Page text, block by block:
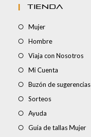
TIENDA
Mujer
Hombre
Viaja con Nosotros
Mi Cuenta
Buzón de sugerencias
Sorteos
Ayuda
Guía de tallas Mujer